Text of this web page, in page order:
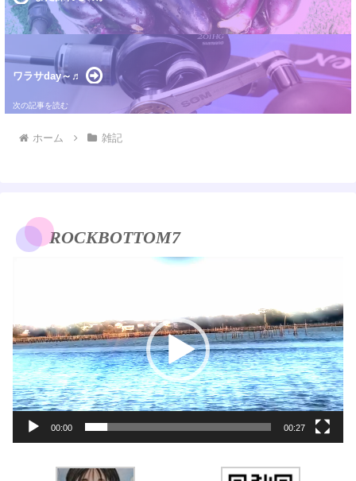
ワラサday～♬
ホーム 雑記
ROCKBOTTOM7
レ
ー
ヤ
ー
00:00 00:27